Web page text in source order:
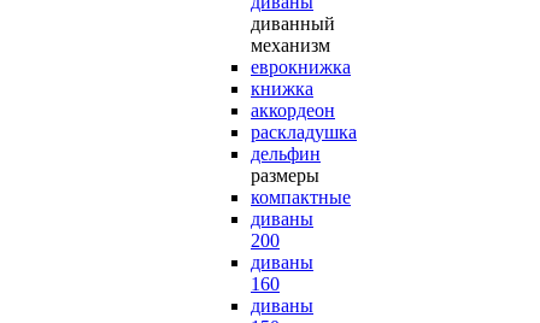
диванный
механизм
еврокнижка
книжка
аккордеон
раскладушка
дельфин
размеры
компактные
диваны
200
диваны
160
диваны